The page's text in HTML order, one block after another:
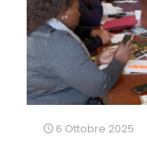
6 Ottobre 2025